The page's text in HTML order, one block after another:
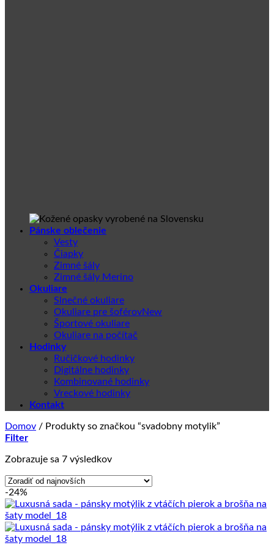
Pánske oblečenie
Vesty
Čiapky
Zimné šály
Zimné šály Merino
Okuliare
Slnečné okuliare
Okuliare pre šoférov
Športové okuliare
Okuliare na počítač
Hodinky
Ručičkové hodinky
Digitálne hodinky
Kombinované hodinky
Vreckové hodinky
Kontakt
Domov / Produkty so značkou “svadobny motylik”
Filter
Zobrazuje sa 7 výsledkovZoradené
najnovších
-24%